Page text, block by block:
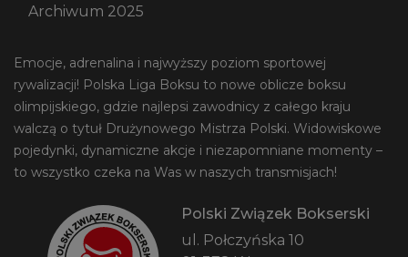
Archiwum 2025
Emocje, adrenalina i najwyższy poziom sportowej
rywalizacji! Polska Liga Boksu to nowe oblicze boksu
olimpijskiego, gdzie najlepsi zawodnicy z całego kraju
walczą o tytuł Drużynowego Mistrza Polski. Widowiskowe
pojedynki, dynamiczne akcje i niezapomniane momenty –
to wszystko czeka na Was w naszych transmisjach!
Polski Związek Bokserski
ul. Połczyńska 10